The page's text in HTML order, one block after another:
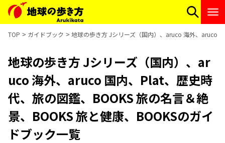
TOP ガイドブック 地球の歩き方 Jシリーズ（国内）、aruco 海外、aruco
地球の歩き方 Jシリーズ（国内）、ar
uco 海外、aruco 国内、Plat、歴史時
代、旅の図鑑、BOOKS 旅の名言＆絶
景、BOOKS 旅と健康、BOOKSのガイ
ドブック一覧